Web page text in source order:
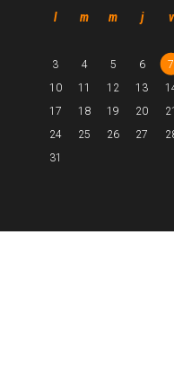
l m m j v
3
4 5 6 7
10
11 12 13
17
18 19 20 21
24
25 26 27
31